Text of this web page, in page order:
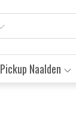
Pickup Naalden